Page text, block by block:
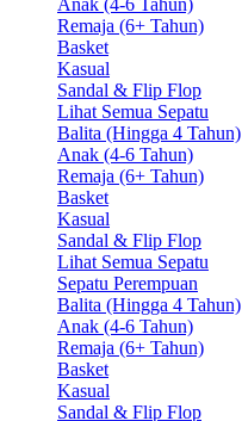
Anak (4-6 Tahun)
Remaja (6+ Tahun)
Basket
Kasual
Sandal & Flip Flop
Lihat Semua Sepatu
Balita (Hingga 4 Tahun)
Anak (4-6 Tahun)
Remaja (6+ Tahun)
Basket
Kasual
Sandal & Flip Flop
Lihat Semua Sepatu
Sepatu Perempuan
Balita (Hingga 4 Tahun)
Anak (4-6 Tahun)
Remaja (6+ Tahun)
Basket
Kasual
Sandal & Flip Flop